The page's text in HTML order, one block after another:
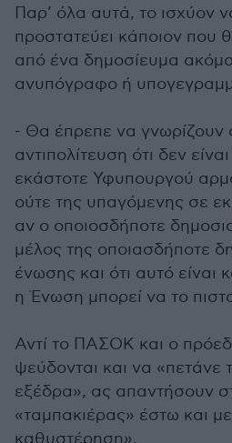
Παρ’ όλα αυτά, το ισχύον
προστατεύει κάποιον που
από ένα δημοσίευμα ακόμα
ανυπόγραφο ή
- Θα έπρεπε να γνωρίζουν
αντιπολίτευση ότι δεν
εκάστοτε Υφυπουργού
ούτε της υπαγόμενης σε
αν ο οποιοσδήποτε
μέλος της οποιασδήποτε
ένωσης και ότι αυτό είναι
η Ένωση μπορεί να το
Αντί το ΠΑΣΟΚ και ο
ψεύδονται και να «πετάνε
εξέδρα», ας απαντήσουν
«ταμπακιέρας» έστω και
καθυστέρηση».